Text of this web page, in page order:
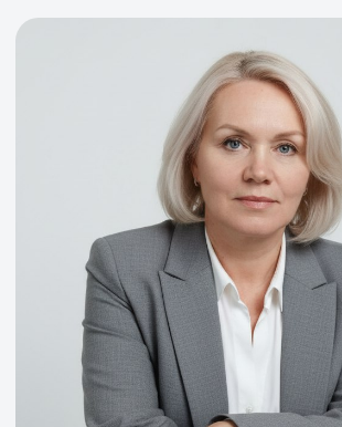
Будем рады стать вашими
надежными партнерами
в сделках с недвижимостью
Оставьте заявку и мы свяжемся с вами
для уточнения всех деталей
+7
Я согласен с Политикой
Конфиденциальности